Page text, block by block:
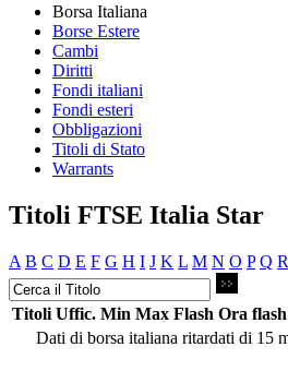
Borsa Italiana
Borse Estere
Cambi
Diritti
Fondi italiani
Fondi esteri
Obbligazioni
Titoli di Stato
Warrants
Titoli FTSE Italia Star
A B C D E F G H I J K L M N O P Q R
Titoli Uffic. Min Max Flash Ora flash
Dati di borsa italiana ritardati di 15